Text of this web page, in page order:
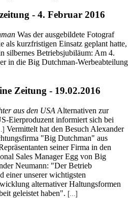
- 4. Februar 2016
Was der ausgebildete Fotograf
als kurzfristigen Einsatz geplant hatte,
silbernes Betriebsjubiläum: Am 4.
in die Big Dutchman-Werbeabteilung
Zeitung - 19.02.2016
aus den USA Alternativen zur
Eierproduzent informiert sich bei
Vermittelt hat den Besuch Alexander
"Big Dutchman" aus
seiner Firma in den
Sales Manager Egg von Big
Neumann: "Der Betrieb
einer unserer wichtigsten
alternativer Haltungsformen
geleistet haben". [...]